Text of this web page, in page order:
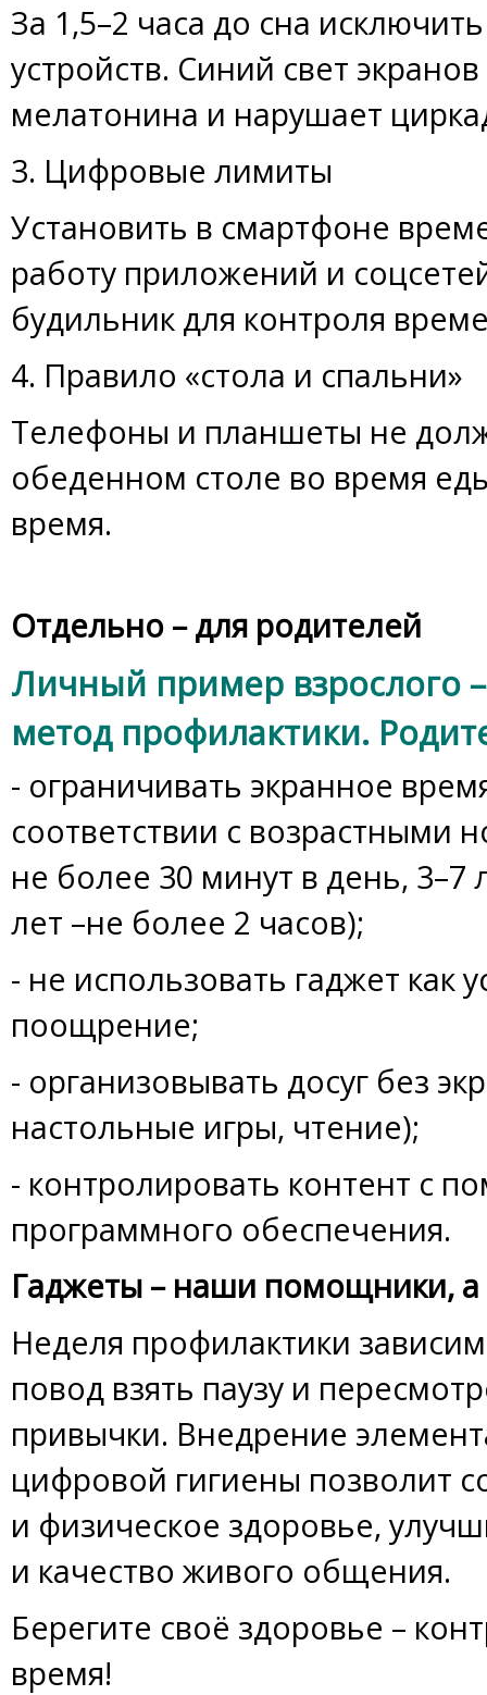
За 1,5–2 часа до сна
устройств. Синий свет
мелатонина и нарушает
3. Цифровые лимиты
Установить в смартфоне
работу приложений и
будильник для контроля
4. Правило «стола и спальни»
Телефоны и планшеты не
обеденном столе во время
время.
Отдельно – для родителей
Личный пример взрослого
метод профилактики.
- ограничивать экранное
соответствии с возрастными
не более 30 минут в день, 3–7
лет –не более 2 часов);
- не использовать гаджет как
поощрение;
- организовывать досуг без
настольные игры, чтение);
- контролировать контент с
программного обеспечения.
Гаджеты – наши помощники, а
Неделя профилактики
повод взять паузу и
привычки. Внедрение
цифровой гигиены позволит
и физическое здоровье,
и качество живого общения.
Берегите своё здоровье –
время!